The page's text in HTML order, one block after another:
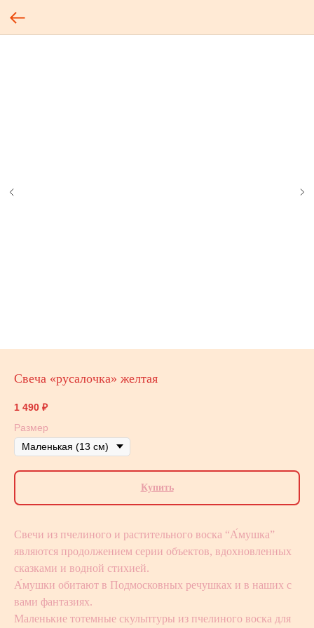
Свеча «русалочка» желтая
1 490 ₽
Размер
Купить
Свечи из пчелиного и растительного воска “А́мушка”
являются продолжением серии объектов, вдохновленных
сказками и водной стихией.
А́мушки обитают в Подмосковных речушках и в наших с
вами фантазиях.
Маленькие тотемные скульптуры из пчелиного воска для